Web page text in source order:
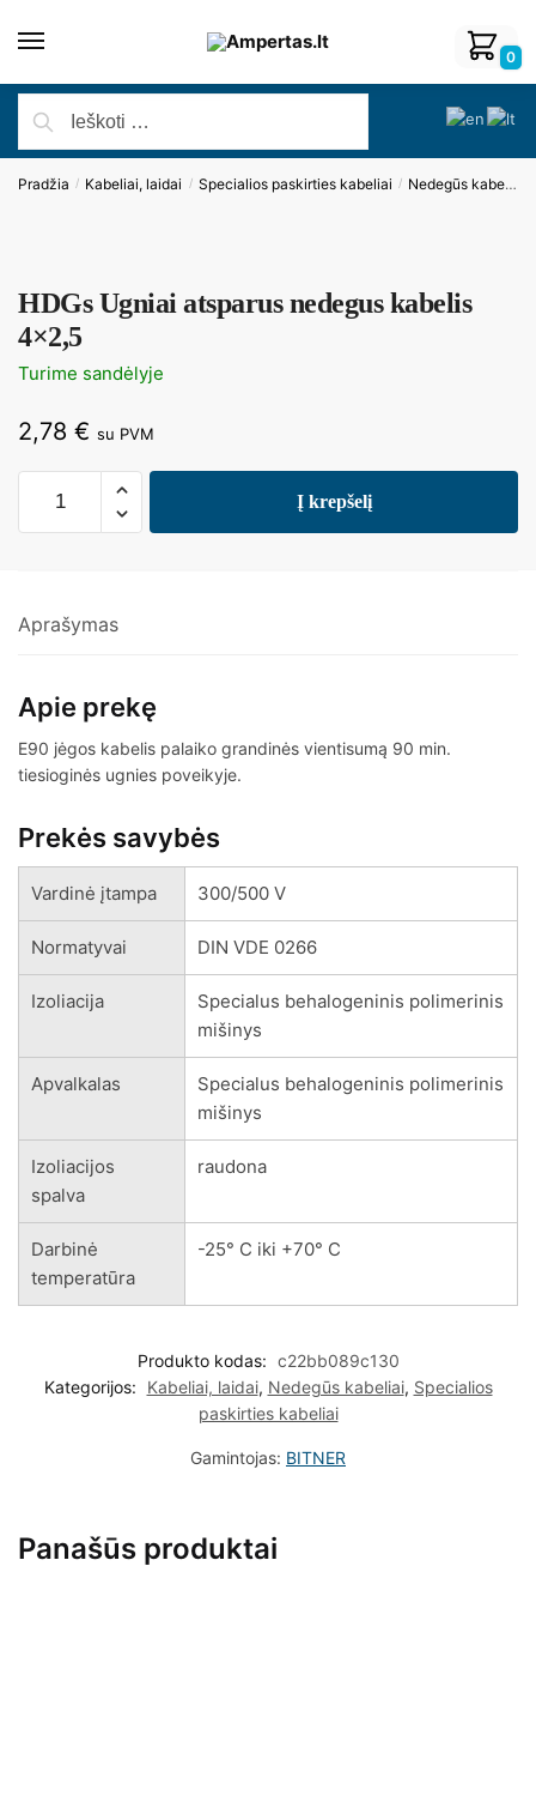
0
Pradžia / Kabeliai, laidai / Specialios paskirties kabeliai / Nedegūs kabeliai
HDGs Ugniai atsparus nedegus kabelis
4×2,5
Turime sandėlyje
2,78 € su PVM
Į krepšelį
Aprašymas
Apie prekę
E90 jėgos kabelis palaiko grandinės vientisumą 90 min.
tiesioginės ugnies poveikyje.
Prekės savybės
Vardinė įtampa 300/500 V
Normatyvai DIN VDE 0266
Izoliacija
Specialus behalogeninis polimerinis
mišinys
Apvalkalas
Specialus behalogeninis polimerinis
mišinys
Izoliacijos
spalva
raudona
Darbinė
temperatūra
-25° C iki +70° C
Produkto kodas: c22bb089c130
Kategorijos:
Kabeliai, laidai, Nedegūs kabeliai, Specialios
paskirties kabeliai
Gamintojas: BITNER
Panašūs produktai